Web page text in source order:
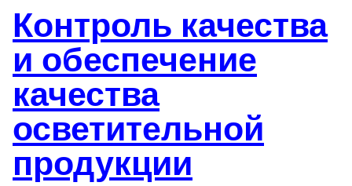
Контроль качества
и обеспечение
качества
осветительной
продукции